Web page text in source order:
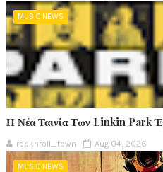
MUSIC NEWS
Η Νέα Ταινία Των Linkin Park
rocknroll_town Aug 04, 2026
MUSIC NEWS